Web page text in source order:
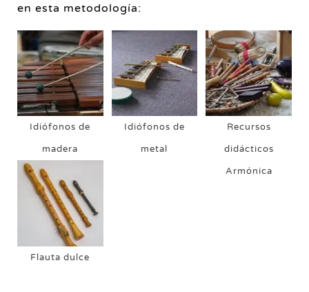
en esta metodología:
Idiófonos de
madera
Idiófonos de
metal
Recursos
didácticos
Flauta dulce
Armónica